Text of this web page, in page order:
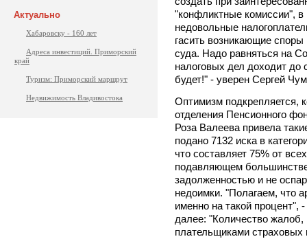
Актуально
Хабаровску - 160 лет
Адреса инвестиций. Приморский
край
Туризм: Приморский маршрут
Недвижимость Владивостока
"конфликтные комиссии",
недовольные
гасить возникающие
суда. Надо равняться на
налоговых дел доходит
будет!" - уверен Сергей
Оптимизм подкрепляется,
отделения Пенсионного
Роза Валеева привела
подано 7132 иска в
что составляет 75% от
подавляющем
задолженностью и не
недоимки. "Полагаем, что
именно на такой процент",
далее: "Количество
плательщиками